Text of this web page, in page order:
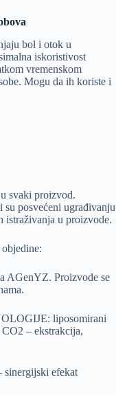
bol i otok u
iskoristivost
vremenskom
Mogu da ih koriste i
svaki proizvod.
su posvećeni ugrađivanju
u proizvode.
AGenYZ. Proizvode se
liposomirani
– ekstrakcija,
efekat